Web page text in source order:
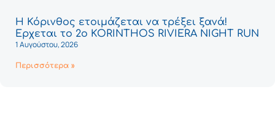
Η Κόρινθος ετοιμάζεται να τρέξει ξανά!
Έρχεται το 2ο KORINTHOS RIVIERA NIGHT RUN
1 Αυγούστου, 2026
Περισσότερα »